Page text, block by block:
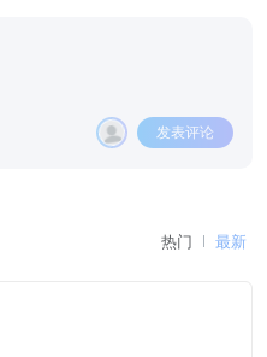
发表评论
热门 最新